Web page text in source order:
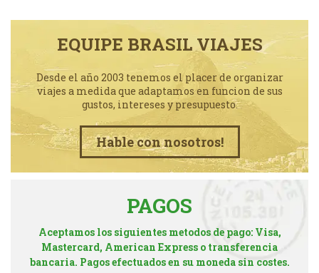
EQUIPE BRASIL VIAJES
Desde el año 2003 tenemos el placer de organizar
viajes a medida que adaptamos en funcion de sus
gustos, intereses y presupuesto.
Hable con nosotros!
PAGOS
Aceptamos los siguientes metodos de pago: Visa,
Mastercard, American Express o transferencia
bancaria. Pagos efectuados en su moneda sin costes.